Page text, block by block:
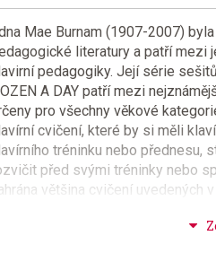
Mae Burnam (1907-2007)
literatury a patří mezi
pedagogiky. Její série
A DAY patří mezi
pro všechny věkové
cvičení, které by si měli
tréninku nebo přednesu,
před svými tréninky nebo
většina cvičení uvedených
skladbičky. Cvičení jsou
mezi můžete slyšet